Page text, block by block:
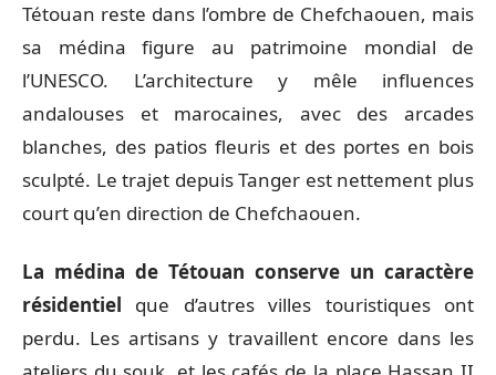
Tétouan reste dans l’ombre de Chefchaouen, mais
sa médina figure au patrimoine mondial de
l’UNESCO. L’architecture y mêle influences
andalouses et marocaines, avec des arcades
blanches, des patios fleuris et des portes en bois
sculpté. Le trajet depuis Tanger est nettement plus
court qu’en direction de Chefchaouen.
La médina de Tétouan conserve un caractère
résidentiel que d’autres villes touristiques ont
perdu. Les artisans y travaillent encore dans les